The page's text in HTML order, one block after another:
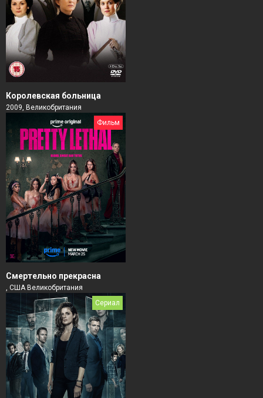
Королевская больница
2009, Великобритания
Фильм
Смертельно прекрасна
, США Великобритания
Сериал